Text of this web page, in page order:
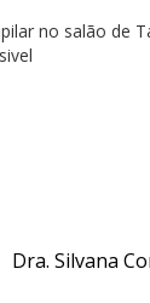
no salão de
Dra. Silvana